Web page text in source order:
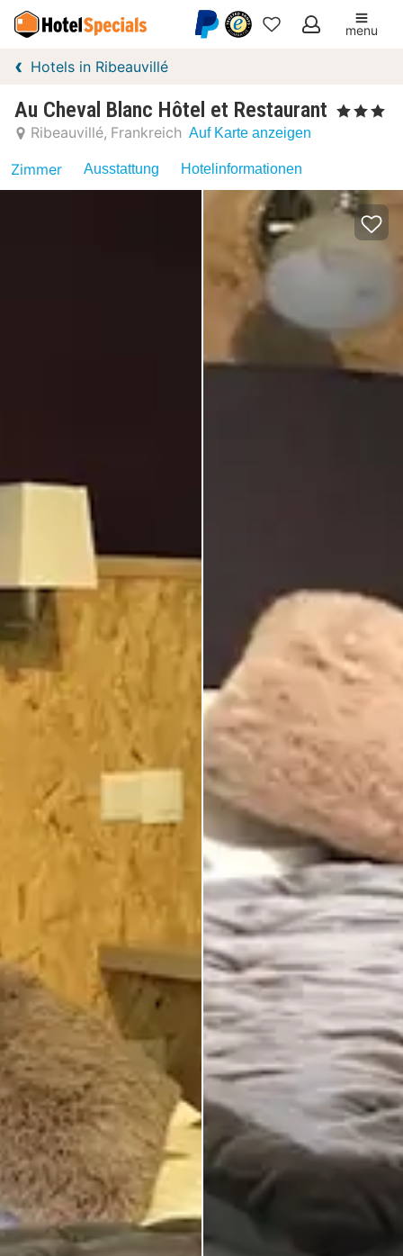
Meine
menu
Hotels in Ribeauvillé
Au Cheval Blanc Hôtel et Restaurant , 3 Sterne
Ribeauvillé Frankreich Auf Karte anzeigen
Zimmer Ausstattung Hotelinformationen